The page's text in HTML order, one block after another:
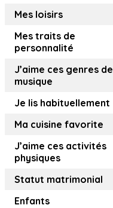
Mes loisirs
Mes traits de
personnalité
J’aime ces genres de
musique
Je lis habituellement
Ma cuisine favorite
J’aime ces activités
physiques
Statut matrimonial
Enfants